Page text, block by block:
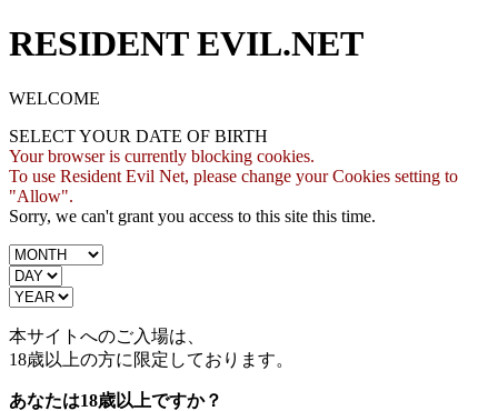
RESIDENT EVIL.NET
WELCOME
SELECT YOUR DATE OF BIRTH
Your browser is currently blocking cookies.
To use Resident Evil Net, please change your Cookies setting to
"Allow".
Sorry, we can't grant you access to this site this time.
本サイトへのご入場は、
18歳以上の方に限定しております。
あなたは18歳以上ですか？